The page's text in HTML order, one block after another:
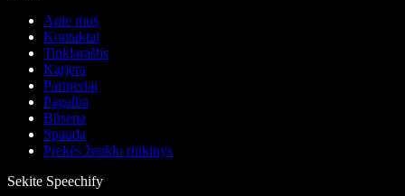
Apie mus
Kontaktai
Tinklaraštis
Karjera
Partneriai
Pagalba
Būsena
Spauda
Prekės ženklo rinkinys
Sekite Speechify